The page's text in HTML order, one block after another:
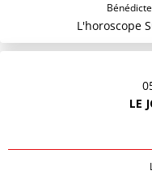
L'horoscope
LE